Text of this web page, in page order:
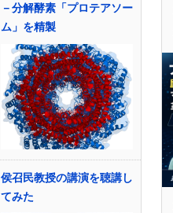
－分解酵素「プロテアソー
ム」を精製
侯召民教授の講演を聴講し
てみた